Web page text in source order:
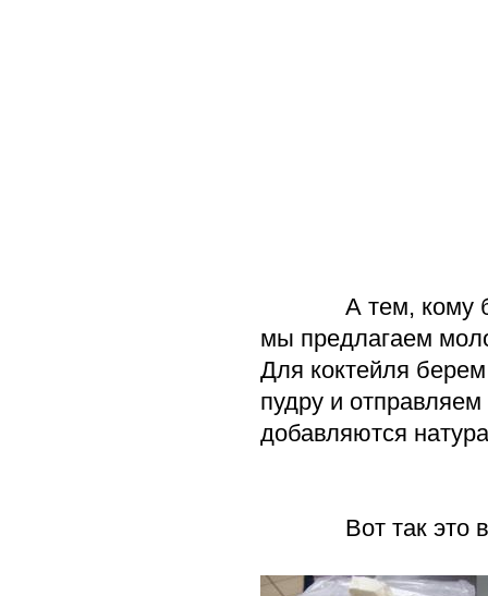
А тем, кому
мы предлагаем
Для коктейля
пудру и
добавляются
Вот так это